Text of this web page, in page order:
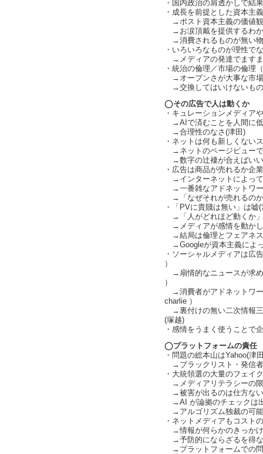
・国内政治の肩透かしで結
・成長を前提とした資本主
→ポスト資本主義の価値観
→お涙頂戴を提供するわ
→消費されるものが無い
・いろいろなものが理性で
→メディアの発達でます
・統治の倫理／市場の倫理
→オープンさが大事な市場
→交換してはいけないも
◯その広告で人は動くか
・キュレーションメディア
→AIで済むことを人間に
→合理性のなさ(津田)
・ネットは何も新しくない
→ネットのページビュー
→数字の辻褄が合えばい
・広告は商品が売れるか企
→インターネットによって
→一番雑なアドネットワー
→「なぜそれが売れるの
・「PVに貴賤は無い」は嘘(
→「人がどれほど動くか
→メディアが感情を動か
→結局は倫理とフェアネ
→Googleが資本主義によ
・ソーシャルメディアは広
）
→扇情的なニュースが求め
）
→消費者がアドネットワー
charlie ）
→裏付けの無い二次情報三
(塚越)
・感情をうまく使うことで
◯プラットフォームの責任
・問題の総本山はYahoo(津
→ブラックリスト・発信
・大統領選の大量のフェイ
→メディアリテラシーの
→被害が出るのは仕方な
→AI が論拠のチェックは
→アルゴリズム独裁の可
・ネットメディアもコスト
→情報が何らかのきっか
→予防的にならざるを得
→プラットフォームでの問